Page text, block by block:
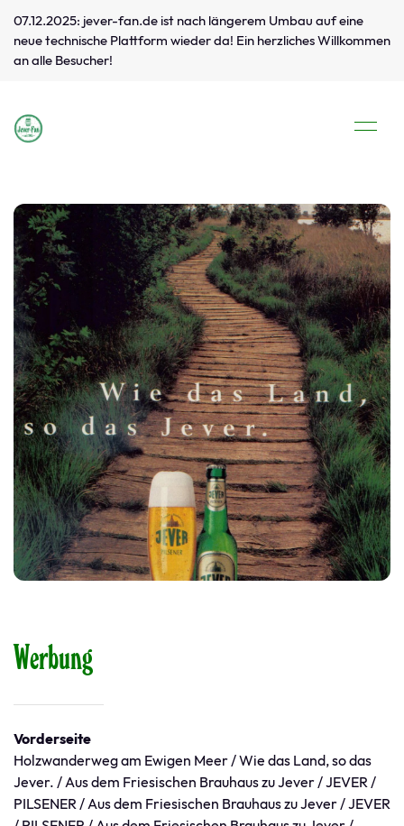
07.12.2025: jever-fan.de ist nach längerem Umbau auf eine
neue technische Plattform wieder da! Ein herzliches Willkommen
an alle Besucher!
Werbung
Vorderseite
Holzwanderweg am Ewigen Meer / Wie das Land, so das
Jever. / Aus dem Friesischen Brauhaus zu Jever / JEVER /
PILSENER / Aus dem Friesischen Brauhaus zu Jever / JEVER